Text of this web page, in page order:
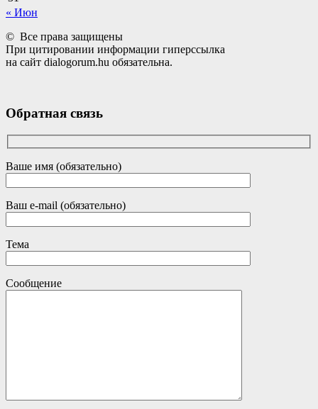
« Июн
© Все права защищены
При цитировании информации гиперссылка
на сайт dialogorum.hu обязательна.
Обратная связь
Ваше имя (обязательно)
Ваш e-mail (обязательно)
Тема
Сообщение